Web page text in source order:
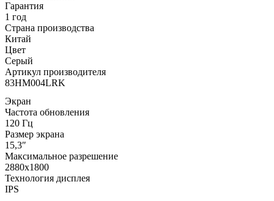
Гарантия
1 год
Страна производства
Китай
Цвет
Серый
Артикул производителя
83HM004LRK
Экран
Частота обновления
120 Гц
Размер экрана
15,3″
Максимальное разрешение
2880x1800
Технология дисплея
IPS